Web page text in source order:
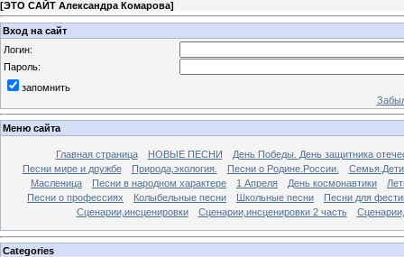
[ЭТО САЙТ Александра Комарова]
Вход на сайт
Логин:
Пароль:
запомнить
Меню сайта
Главная страница НОВЫЕ ПЕСНИ
День Победы. День защитника
Песни мире и дружбе
Природа,экология. Песни о Родине.России.
Масленица
Песни в народном характере 1 Апреля День космонавтики
Песни о профессиях
Колыбельные песни Школьные песни
Песни для
Сценарии,инсценировки
Сценарии,инсценировки 2 часть
Categories